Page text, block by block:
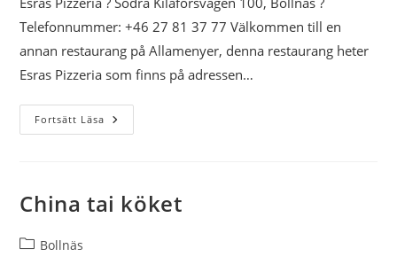
Telefonnummer: +46 27 81 37 77 Välkommen till en
annan restaurang på Allamenyer, denna restaurang heter
Esras Pizzeria som finns på adressen…
Fortsätt Läsa Esras
Pizzeria
China tai köket
Inläggskategori:
Bollnäs